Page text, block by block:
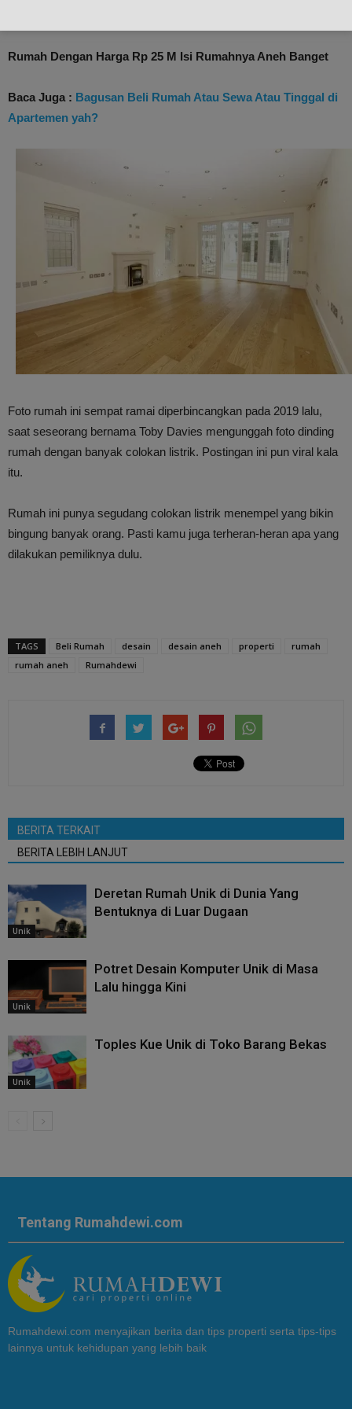
Rumah Dengan Harga Rp 25 M Isi Rumahnya Aneh Banget
Baca Juga : Bagusan Beli Rumah Atau Sewa Atau Tinggal di
Apartemen yah?
Foto rumah ini sempat ramai diperbincangkan pada 2019 lalu,
saat seseorang bernama Toby Davies mengunggah foto dinding
rumah dengan banyak colokan listrik. Postingan ini pun viral kala
itu.
Rumah ini punya segudang colokan listrik menempel yang bikin
bingung banyak orang. Pasti kamu juga terheran-heran apa yang
dilakukan pemiliknya dulu.
TAGS Beli Rumah desain desain aneh properti
rumah
rumah aneh
Rumahdewi
BERITA TERKAIT
BERITA LEBIH LANJUT
Unik
Deretan Rumah Unik di Dunia Yang
Bentuknya di Luar Dugaan
Unik
Potret Desain Komputer Unik di Masa
Lalu hingga Kini
Unik
Toples Kue Unik di Toko Barang Bekas
Tentang Rumahdewi.com
Rumahdewi.com menyajikan berita dan tips properti serta tips-tips
lainnya untuk kehidupan yang lebih baik